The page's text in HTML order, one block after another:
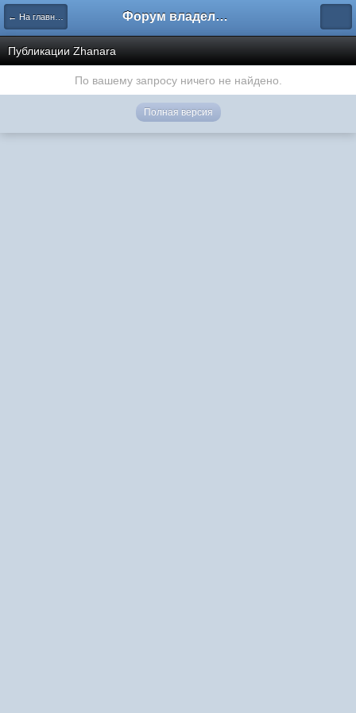
← На главную Форум владельцев интернет-магазинов
Публикации Zhanara
По вашему запросу ничего не найдено.
Полная версия